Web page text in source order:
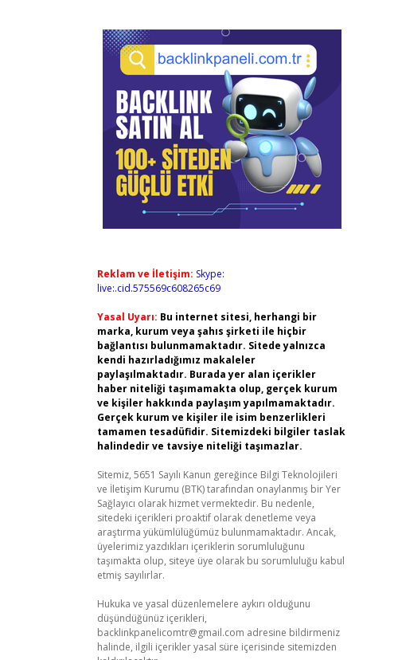
Reklam ve İletişim: Skype:
live:.cid.575569c608265c69
Yasal Uyarı: Bu internet sitesi, herhangi bir
marka, kurum veya şahıs şirketi ile hiçbir
bağlantısı bulunmamaktadır. Sitede yalnızca
kendi hazırladığımız makaleler
paylaşılmaktadır. Burada yer alan içerikler
haber niteliği taşımamakta olup, gerçek kurum
ve kişiler hakkında paylaşım yapılmamaktadır.
Gerçek kurum ve kişiler ile isim benzerlikleri
tamamen tesadüfidir. Sitemizdeki bilgiler taslak
halindedir ve tavsiye niteliği taşımazlar.
Sitemiz, 5651 Sayılı Kanun gereğince Bilgi Teknolojileri
ve İletişim Kurumu (BTK) tarafından onaylanmış bir Yer
Sağlayıcı olarak hizmet vermektedir. Bu nedenle,
sitedeki içerikleri proaktif olarak denetleme veya
araştırma yükümlülüğümüz bulunmamaktadır. Ancak,
üyelerimiz yazdıkları içeriklerin sorumluluğunu
taşımakta olup, siteye üye olarak bu sorumluluğu kabul
etmiş sayılırlar.
Hukuka ve yasal düzenlemelere aykırı olduğunu
düşündüğünüz içerikleri,
backlinkpanelicomtr@gmail.com adresine bildirmeniz
halinde, ilgili içerikler yasal süre içerisinde sitemizden